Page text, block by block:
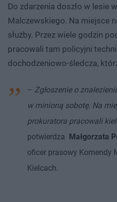
Do zdarzenia doszło w lesie
Malczewskiego. Na miejsce
służby. Przez wiele godzin
pracowali tam policyjni
dochodzeniowo-śledcza,
– Zgłoszenie o
w minioną sobotę. Na
prokuratora pracowali
potwierdza Małgorzata
oficer prasowy Komendy
Kielcach.